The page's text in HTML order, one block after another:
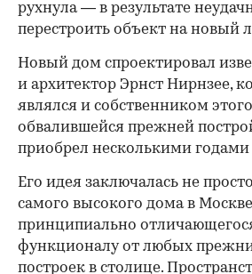
рухнула — в результате
перестроить объект на новый
Новый дом спроектировал
и архитектор Эрнст Нирнзее,
являлся и собственником
обвалившейся прежней
приобрел несколькими годами
Его идея заключалась не
самого высокого дома в
принципиально
функционалу от любых
построек в столице.